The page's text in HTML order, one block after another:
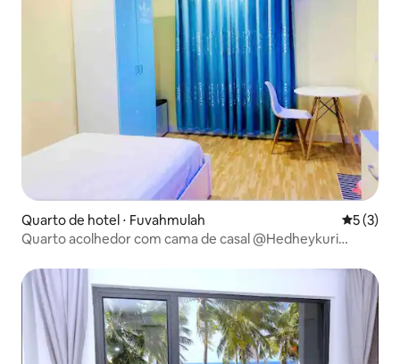
Quarto de hotel ⋅ Fuvahmulah 5 de
5 (3)
Quarto acolhedor com cama de casal @Hedheykuri